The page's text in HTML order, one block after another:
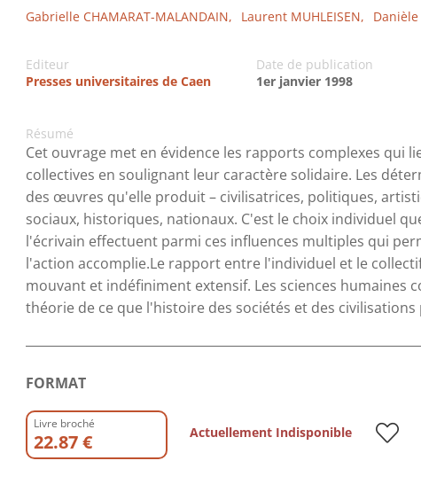
Gabrielle CHAMARAT-MALANDAIN, Laurent MUHLEISEN, Danièle
Editeur
Presses universitaires de Caen
Date de publication
1er janvier 1998
Résumé
Cet ouvrage met en évidence les rapports complexes qui
collectives en soulignant leur caractère solidaire. Les
des œuvres qu'elle produit – civilisatrices, politiques,
sociaux, historiques, nationaux. C'est le choix individuel
l'écrivain effectuent parmi ces influences multiples qui
l'action accomplie.Le rapport entre l'individuel et le
mouvant et indéfiniment extensif. Les sciences humaines
théorie de ce que l'histoire des sociétés et des civilisations
FORMAT
Livre broché
22.87 € Actuellement Indisponible